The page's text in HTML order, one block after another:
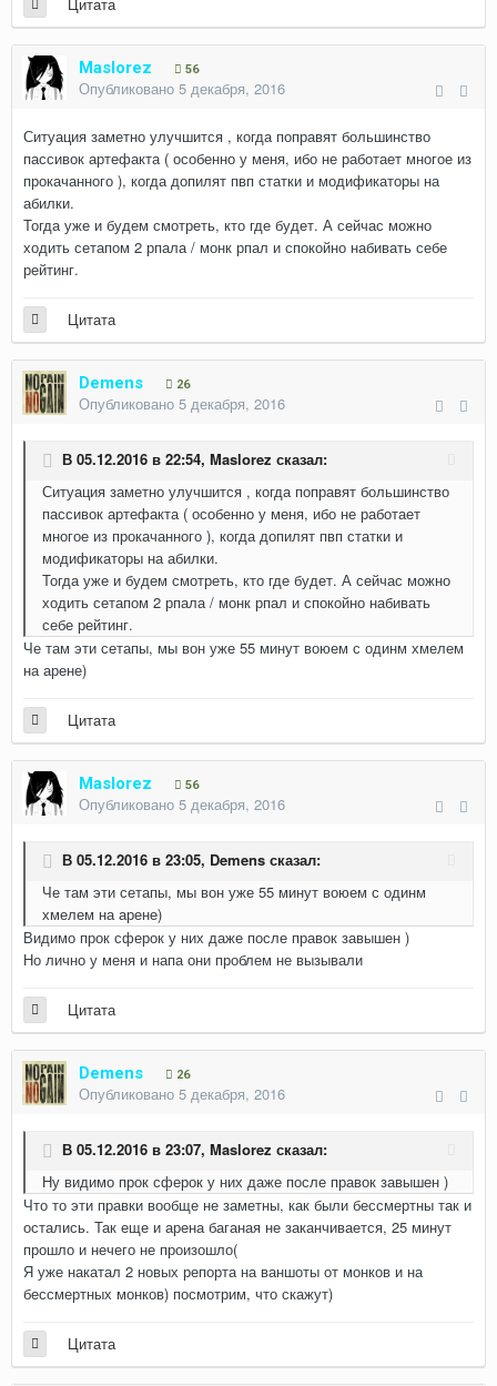
Maslorez 56
Опубликовано 5 декабря, 2016
Ситуация заметно улучшится , когда поправят большинство
пассивок артефакта ( особенно у меня, ибо не работает многое из
прокачанного ), когда допилят пвп статки и модификаторы на
абилки.
Тогда уже и будем смотреть, кто где будет. А сейчас можно
ходить сетапом 2 рпала / монк рпал и спокойно набивать себе
рейтинг.
Цитата
Demens 26
Опубликовано 5 декабря, 2016
В 05.12.2016 в 22:54, Maslorez сказал:
Ситуация заметно улучшится , когда поправят большинство
пассивок артефакта ( особенно у меня, ибо не работает
многое из прокачанного ), когда допилят пвп статки и
модификаторы на абилки.
Тогда уже и будем смотреть, кто где будет. А сейчас можно
ходить сетапом 2 рпала / монк рпал и спокойно набивать
себе рейтинг.
Че там эти сетапы, мы вон уже 55 минут воюем с одинм хмелем
на арене)
Цитата
Maslorez 56
Опубликовано 5 декабря, 2016
В 05.12.2016 в 23:05, Demens сказал:
Че там эти сетапы, мы вон уже 55 минут воюем с одинм
хмелем на арене)
Видимо прок сферок у них даже после правок завышен )
Но лично у меня и напа они проблем не вызывали
Цитата
Demens 26
Опубликовано 5 декабря, 2016
В 05.12.2016 в 23:07, Maslorez сказал:
Ну видимо прок сферок у них даже после правок завышен )
Что то эти правки вообще не заметны, как были бессмертны так и
остались. Так еще и арена баганая не заканчивается, 25 минут
прошло и нечего не произошло(
Я уже накатал 2 новых репорта на ваншоты от монков и на
бессмертных монков) посмотрим, что скажут)
Цитата